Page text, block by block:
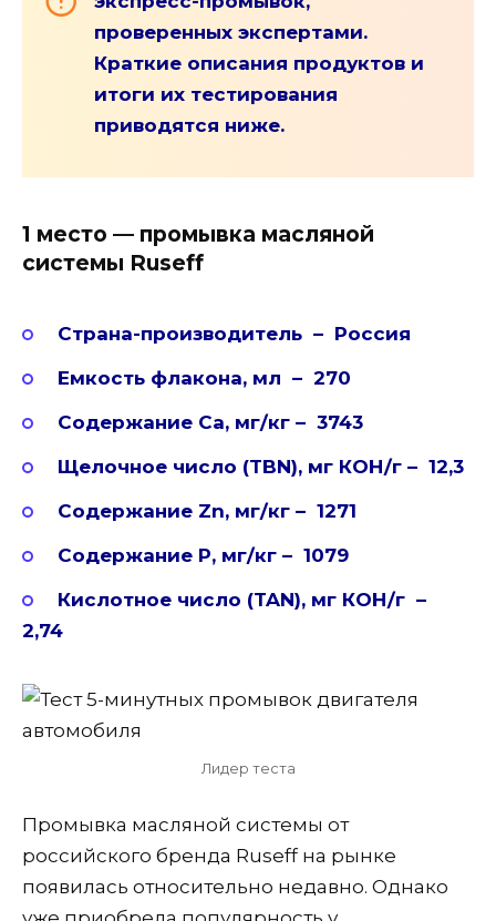
проверенных экспертами.
Краткие описания продуктов и
итоги их тестирования
приводятся ниже.
1 место — промывка масляной
системы Ruseff
Страна-производитель – Россия
Емкость флакона, мл – 270
Содержание Ca, мг/кг – 3743
Щелочное число (TBN), мг КОН/г – 12,3
Содержание Zn, мг/кг – 1271
Содержание P, мг/кг – 1079
Кислотное число (TAN), мг КОН/г –
2,74
Лидер теста
Промывка масляной системы от
российского бренда Ruseff на рынке
появилась относительно недавно. Однако